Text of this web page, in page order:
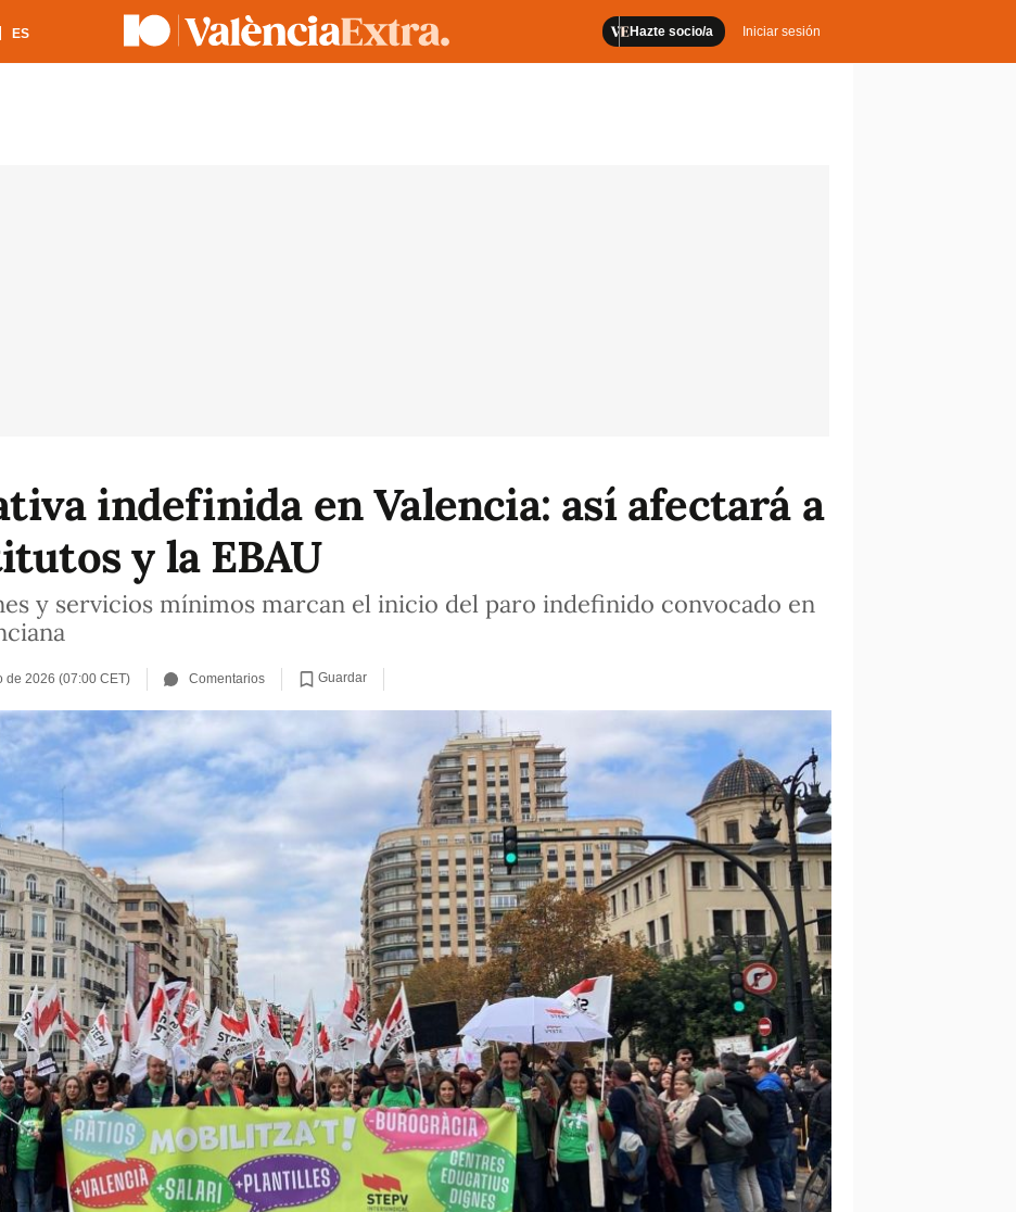
Hazte socio/a Iniciar sesión
ES
indefinida en Valencia: así afectará a
y la EBAU
y servicios mínimos marcan el inicio del paro indefinido convocado en
de 2026 (07:00 CET) Comentarios Guardar